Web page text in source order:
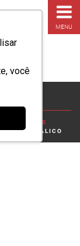
você
MENU
MAIS
METÁLICO